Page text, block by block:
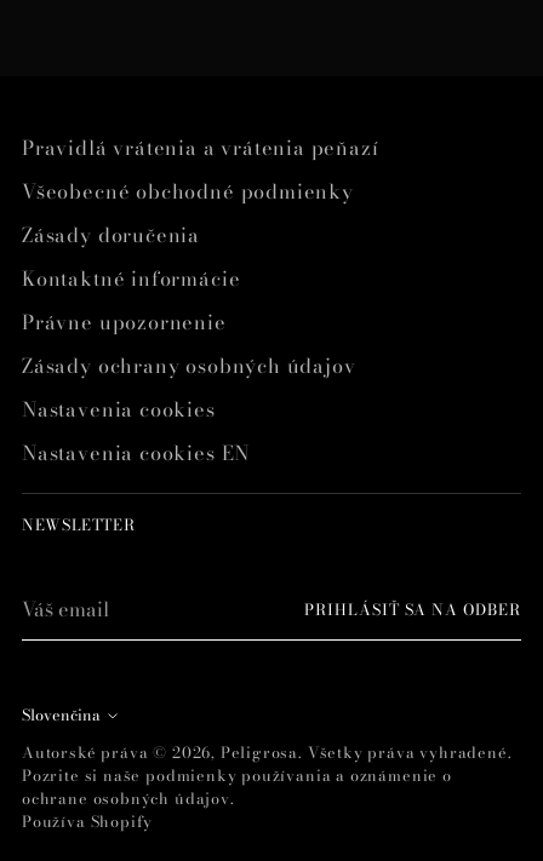
Pravidlá vrátenia a vrátenia peňazí
Všeobecné obchodné podmienky
Zásady doručenia
Kontaktné informácie
Právne upozornenie
Zásady ochrany osobných údajov
Nastavenia cookies
Nastavenia cookies EN
NEWSLETTER
email
PRIHLÁSIŤ SA NA ODBER
Jazyk
Slovenčina
Autorské práva © 2026, Peligrosa. Všetky práva vyhradené.
Pozrite si naše podmienky používania a oznámenie o
ochrane osobných údajov.
Používa Shopify